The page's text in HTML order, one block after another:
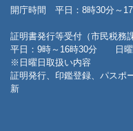
開庁時間 平日：8時30分～
証明書発行等受付（市民税務
平日：9時～16時30分 日曜
※日曜日取扱い内容
証明発行、印鑑登録、パスポ
新